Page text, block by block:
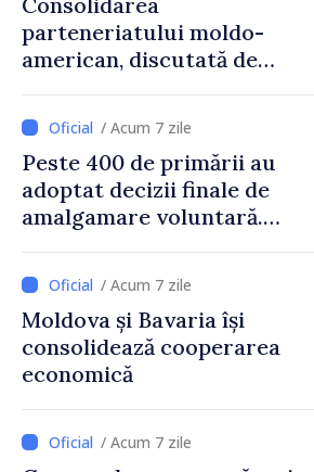
parteneriatului moldo-
american, discutată de
și însărcinatul cu afaceri al
SUA, Nick Pietrowicz
/ Acum 7 zile
Peste 400 de primării au
adoptat decizii finale de
amalgamare voluntară.
Guvernului, Alexei Buzu:
„85,5% dintre primării au
inițiat procesul. Le
mulțumim aleșilor locali
pentru că au pus pe primul
dezvoltar
/ Acum 7 zile
Moldova și Bavaria își
consolidează cooperarea
economică
/ Acum 7 zile